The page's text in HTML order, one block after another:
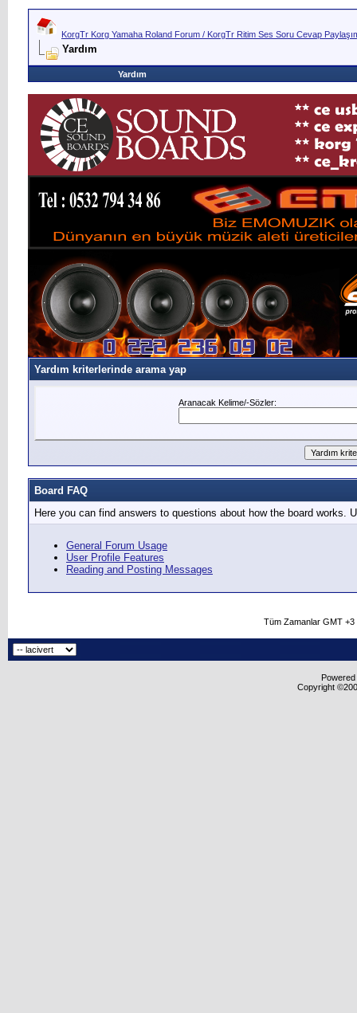
KorgTr Korg Yamaha Roland Forum / KorgTr Ritim Ses Soru Cevap
Yardım
Yardım
Yardım kriterlerinde arama yap
Aranacak Kelime/-Sözler:
Board FAQ
Here you can find answers to questions about how the board
General Forum Usage
User Profile Features
Reading and Posting Messages
Tüm Zamanlar GMT
Copyright